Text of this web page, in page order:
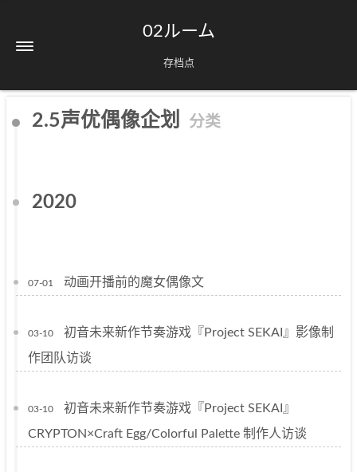
02ルーム
存档点
2.5声优偶像企划 分类
2020
07-01 动画开播前的魔女偶像文
03-10
初音未来新作节奏游戏『Project SEKAI』影像制
作团队访谈
03-10
初音未来新作节奏游戏『Project SEKAI』
CRYPTON×Craft Egg/Colorful Palette 制作人访谈